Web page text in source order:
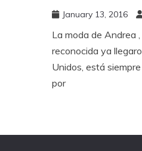
January 13, 2016
La moda de Andrea
reconocida ya
Unidos, está
por